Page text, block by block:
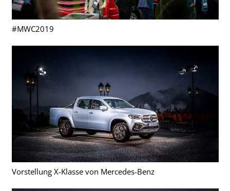
#MWC2019
Vorstellung X-Klasse von Mercedes-Benz